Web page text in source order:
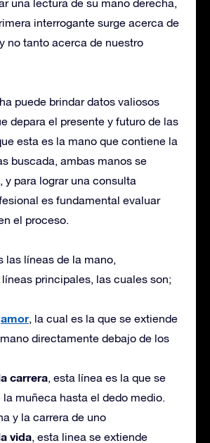
una lectura de su mano derecha,
interrogante surge acerca de
no tanto acerca de nuestro
puede brindar datos valiosos
depara el presente y futuro de las
esta es la mano que contiene la
buscada, ambas manos se
y para lograr una consulta
es fundamental evaluar
el proceso.
las líneas de la mano,
principales, las cuales son;
amor, la cual es la que se extiende
directamente debajo de los
carrera, esta línea es la que se
muñeca hasta el dedo medio.
y la carrera de uno
vida, esta linea se extiende